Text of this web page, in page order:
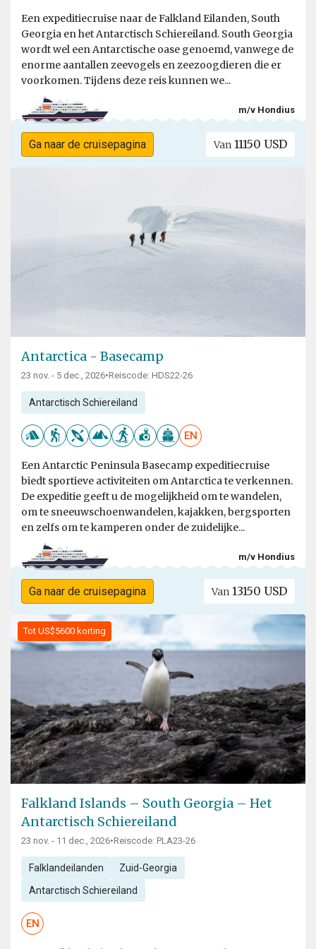
Een expeditiecruise naar de Falkland Eilanden, South
Georgia en het Antarctisch Schiereiland. South Georgia
wordt wel een Antarctische oase genoemd, vanwege de
enorme aantallen zeevogels en zeezoogdieren die er
voorkomen. Tijdens deze reis kunnen we...
m/v Hondius
Ga naar de cruisepagina Van 11150 USD
Antarctica - Basecamp
23 nov. - 5 dec., 2026•Reiscode: HDS22-26
Antarctisch Schiereiland
EN
Een Antarctic Peninsula Basecamp expeditiecruise
biedt sportieve activiteiten om Antarctica te verkennen.
De expeditie geeft u de mogelijkheid om te wandelen,
om te sneeuwschoenwandelen, kajakken, bergsporten
en zelfs om te kamperen onder de zuidelijke...
m/v Hondius
Ga naar de cruisepagina Van 13150 USD
Tot US$5600 korting
Falkland Islands – South Georgia – Het
Antarctisch Schiereiland
23 nov. - 11 dec., 2026•Reiscode: PLA23-26
Falklandeilanden Zuid-Georgia
Antarctisch Schiereiland
EN